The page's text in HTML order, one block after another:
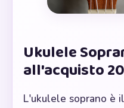
Ukulele
all'acquisto
L'ukulele soprano è